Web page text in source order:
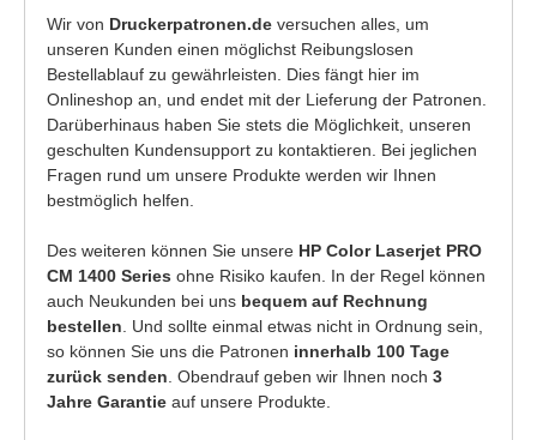
Wir von Druckerpatronen.de versuchen alles, um
unseren Kunden einen möglichst Reibungslosen
Bestellablauf zu gewährleisten. Dies fängt hier im
Onlineshop an, und endet mit der Lieferung der Patronen.
Darüberhinaus haben Sie stets die Möglichkeit, unseren
geschulten Kundensupport zu kontaktieren. Bei jeglichen
Fragen rund um unsere Produkte werden wir Ihnen
bestmöglich helfen.
Des weiteren können Sie unsere HP Color Laserjet PRO
CM 1400 Series ohne Risiko kaufen. In der Regel können
auch Neukunden bei uns bequem auf Rechnung
bestellen . Und sollte einmal etwas nicht in Ordnung sein,
so können Sie uns die Patronen innerhalb 100 Tage
zurück senden . Obendrauf geben wir Ihnen noch 3
Jahre Garantie auf unsere Produkte.